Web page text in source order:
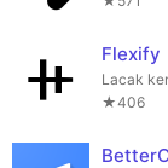
Flexify
★406